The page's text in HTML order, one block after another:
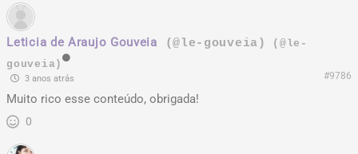
Leticia de Araujo Gouveia (@le-gouveia)
(@le-
gouveia)
3 anos atrás #9786
Muito rico esse conteúdo, obrigada!
0